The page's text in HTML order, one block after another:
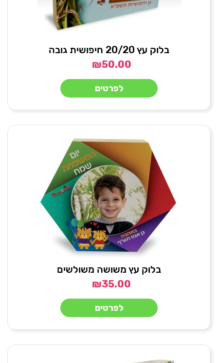
בלוק עץ 20/20 חיפושית גובה
₪50.00
לפרטים
בלוק עץ משושה משולשים
₪35.00
לפרטים